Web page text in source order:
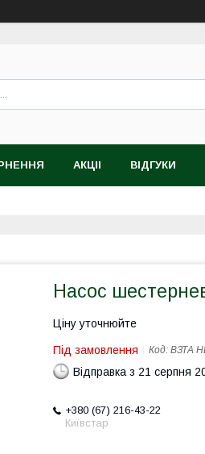
АКЦІІ ВІДГУКИ
Насос
Ціну уточнюйте
Під замовлення Код: ВЗТА
Відправка з 21 серпня
+380 (67) 216-43-22
Київстар